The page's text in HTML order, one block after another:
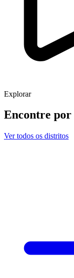
Explorar
Encontre por
Ver todos os distritos